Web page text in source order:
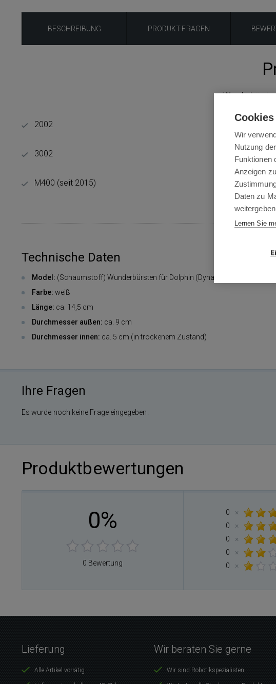
BESCHREIBUNG PRODUKT-FRAGEN
2002
3002
M400 (seit 2015)
Technische Daten
Model: (Schaumstoff) Wunderbürsten für Dolphin (Dynamic)
Farbe: weiß
Länge: ca. 14,5 cm
Durchmesser außen: ca. 9 cm
Durchmesser innen: ca. 5 cm (in trockenem Zustand)
Ihre Fragen
Es wurde noch keine Frage eingegeben.
Produktbewertungen
0%
0 Bewertung
0
×
0
×
0
×
0
×
0
×
Lieferung
Alle Artikel vorrätig
Wir beraten Sie gerne
Wir sind Robotikspezialisten
Wir
Nutzung
Funktionen
Anzeigen
Daten zu
Lernen Sie